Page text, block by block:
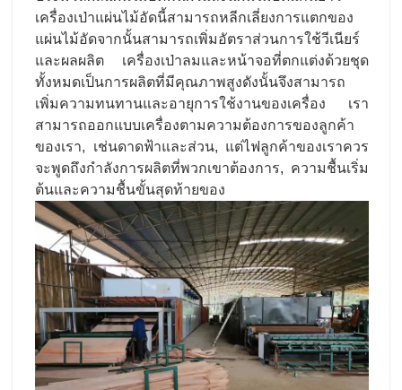
เครื่องเป่าแผ่นไม้อัดนี้สามารถหลีกเลี่ยงการแตกของ
แผ่นไม้อัดจากนั้นสามารถเพิ่มอัตราส่วนการใช้วีเนียร์
และผลผลิต เครื่องเป่าลมและหน้าจอที่ตกแต่งด้วยชุด
ทั้งหมดเป็นการผลิตที่มีคุณภาพสูงดังนั้นจึงสามารถ
เพิ่มความทนทานและอายุการใช้งานของเครื่อง เรา
สามารถออกแบบเครื่องตามความต้องการของลูกค้า
ของเรา, เช่นดาดฟ้าและส่วน, แต่ไฟลูกค้าของเราควร
จะพูดถึงกําลังการผลิตที่พวกเขาต้องการ, ความชื้นเริ่ม
ต้นและความชื้นขั้นสุดท้ายของ